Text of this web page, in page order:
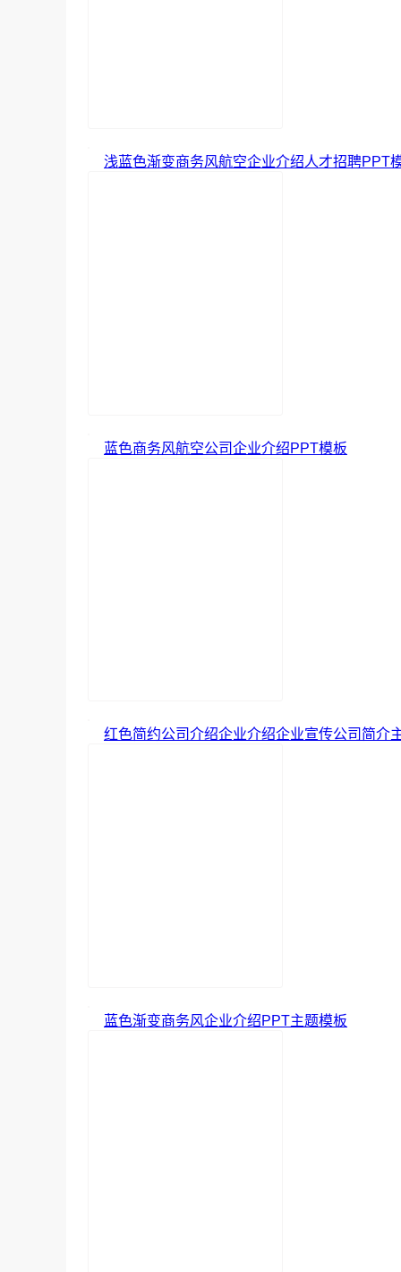
浅蓝色渐变商务风航空企业介绍人才招聘PPT
蓝色商务风航空公司企业介绍PPT模板
红色简约公司介绍企业介绍企业宣传公司简介
蓝色渐变商务风企业介绍PPT主题模板